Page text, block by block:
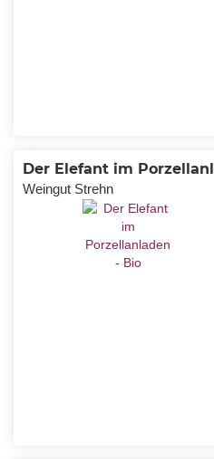
Der Elefant im
Weingut Strehn